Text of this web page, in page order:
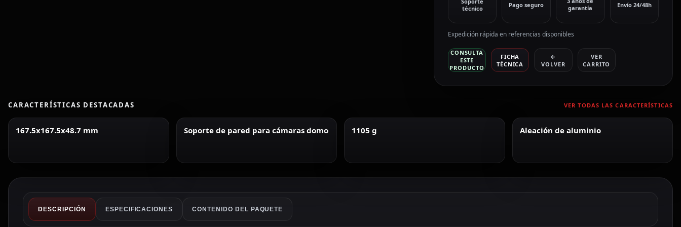
técnico
Pago seguro
garantía
Envío 24/48h
Expedición rápida en referencias disponibles
CONSULTA
ESTE
PRODUCTO
FICHA
TÉCNICA
←
VOLVER
VER
CARRITO
CARACTERÍSTICAS DESTACADAS VER TODAS LAS CARACTERÍSTICAS
167.5x167.5x48.7 mm Soporte de pared para cámaras domo 1105 g Aleación de aluminio
DESCRIPCIÓN ESPECIFICACIONES CONTENIDO DEL PAQUETE